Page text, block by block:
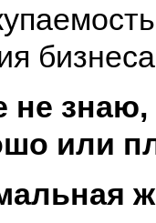
не знаю,
или